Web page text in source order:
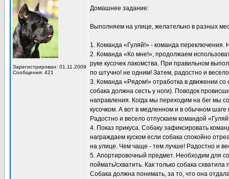
Зарегистрирован: 01.11.2009
Сообщения: 421
Домашнее задание:
Выполняем на улице, желательно в разных
1. Команда «Гуляй!» - команда
2. Команда «Ко мне!», продолжаем
руке кусочек лакомства. При правильном
по штучно! не одним! Затем, радостно и
3. Команда «Рядом!» отработка в движении
собака должна сесть у ноги). Поводок
направления. Когда мы переходим на бег мы
кусочком. А вот в медленном и в обычном
Радостно и весело отпускаем командой
4. Показ прикуса. Собаку зафиксировать
награждаем куском если собака спокойно
на улице. Чем чаще - тем лучше! Радостно и
5. Апортировочный предмет. Необходим для
поймать/схватить. Как только собака
Собака должна понимать, за то, что она